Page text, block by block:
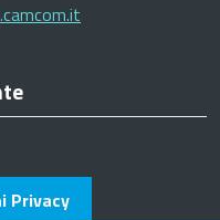
Privacy